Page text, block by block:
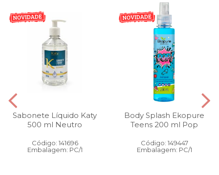
Sabonete Líquido Katy
500 ml Neutro
Código: 141696
Embalagem: PC/1
Body Splash Ekopure
Teens 200 ml Pop
Código: 149447
Embalagem: PC/1